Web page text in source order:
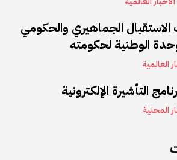
الاستقبال الجماهيري والحكومي
الوطنية لحكومته
العالمية
التأشيرة الإلكترونية
المحلية